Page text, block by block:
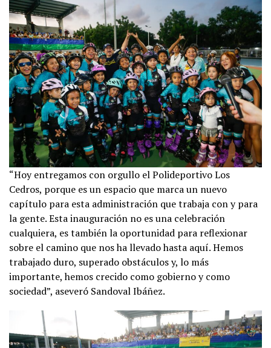
“Hoy entregamos con orgullo el Polideportivo Los
Cedros, porque es un espacio que marca un nuevo
capítulo para esta administración que trabaja con y para
la gente. Esta inauguración no es una celebración
cualquiera, es también la oportunidad para reflexionar
sobre el camino que nos ha llevado hasta aquí. Hemos
trabajado duro, superado obstáculos y, lo más
importante, hemos crecido como gobierno y como
sociedad”, aseveró Sandoval Ibáñez.